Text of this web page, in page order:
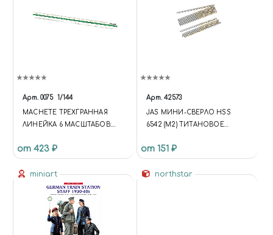
Арт. 0075 1/144
MACHETE ТРЕХГРАННАЯ
ЛИНЕЙКА 6 МАСШТАБОВ:
от 423 ₽
Арт. 42573
JAS МИНИ-СВЕРЛО HSS
6542 (M2) ТИТАНОВОЕ
от 151 ₽
miniart northstar